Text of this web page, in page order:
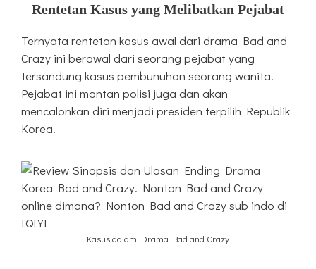
Rentetan Kasus yang Melibatkan Pejabat
Ternyata rentetan kasus awal dari drama Bad and
Crazy ini berawal dari seorang pejabat yang
tersandung kasus pembunuhan seorang wanita.
Pejabat ini mantan polisi juga dan akan
mencalonkan diri menjadi presiden terpilih Republik
Korea.
Kasus dalam Drama Bad and Crazy